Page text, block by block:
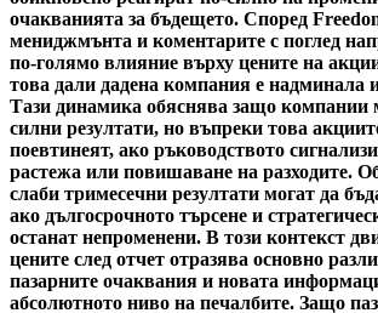
очакванията за бъдещето. Според
мениджмънта и коментарите с поглед
по-голямо влияние върху цените на
това дали дадена компания е надминала
Тази динамика обяснява защо компании
силни резултати, но въпреки това
поевтинеят, ако ръководството
растежа или повишаване на разходите.
слаби тримесечни резултати могат да
ако дългосрочното търсене и
останат непроменени. В този контекст
цените след отчет отразява основно
пазарните очаквания и новата
абсолютното ниво на печалбите. Защо